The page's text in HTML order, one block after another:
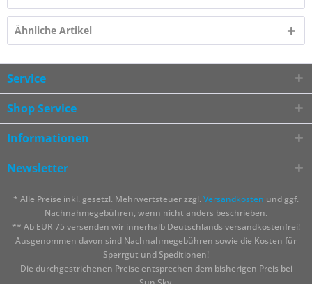
Ähnliche Artikel
Service
Shop Service
Informationen
Newsletter
* Alle Preise inkl. gesetzl. Mehrwertsteuer zzgl. Versandkosten und ggf.
Nachnahmegebühren, wenn nicht anders beschrieben.
** Ab EUR 75 versenden wir innerhalb Deutschlands versandkostenfrei!
Ausgenommen davon sind Nachnahmegebühren sowie die Kosten für
Sperrgut und Speditionen!
Die durchgestrichenen Preise entsprechen dem bisherigen Preis bei